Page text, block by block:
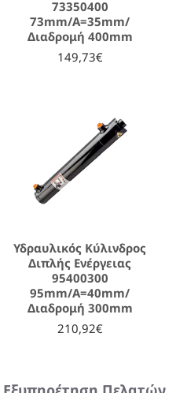
73350400
73mm/A=35mm/
Διαδρομή 400mm
149,73€
Υδραυλικός Κύλινδρος
Διπλής Ενέργειας
95400300
95mm/A=40mm/
Διαδρομή 300mm
210,92€